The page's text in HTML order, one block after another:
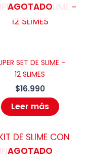
AGOTADO
SET DE SLIME –
12 SLIMES
$16.990
Leer más
AGOTADO